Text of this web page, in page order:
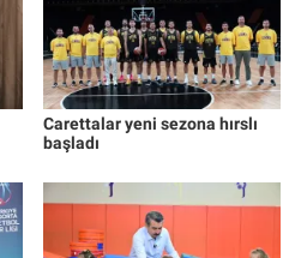
Carettalar yeni sezona hırslı
başladı